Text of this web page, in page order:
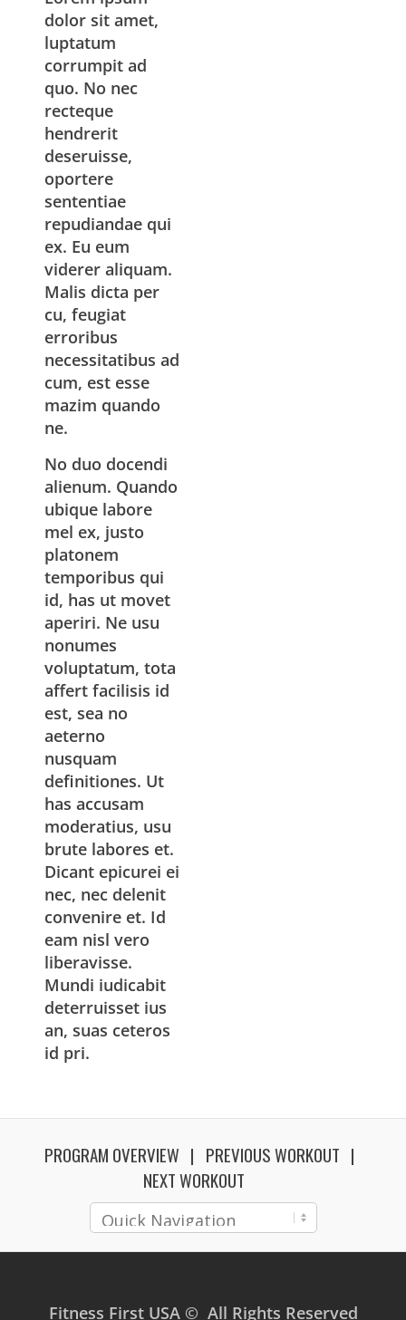
dolor sit amet,
luptatum
corrumpit ad
quo. No nec
recteque
hendrerit
deseruisse,
oportere
sententiae
repudiandae qui
ex. Eu eum
viderer aliquam.
Malis dicta per
cu, feugiat
erroribus
necessitatibus ad
cum, est esse
mazim quando
ne.
No duo docendi
alienum. Quando
ubique labore
mel ex, justo
platonem
temporibus qui
id, has ut movet
aperiri. Ne usu
nonumes
voluptatum, tota
affert facilisis id
est, sea no
aeterno
nusquam
definitiones. Ut
has accusam
moderatius, usu
brute labores et.
Dicant epicurei ei
nec, nec delenit
convenire et. Id
eam nisl vero
liberavisse.
Mundi iudicabit
deterruisset ius
an, suas ceteros
id pri.
PROGRAM OVERVIEW
PREVIOUS WORKOUT
NEXT WORKOUT
Fitness First USA © All Rights Reserved